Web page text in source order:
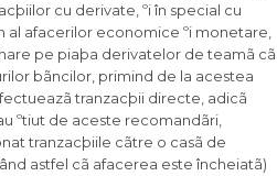
cu derivate, ºi în special cu
al afacerilor economice ºi monetare,
pe piaþa derivatelor de teamã cã
bãncilor, primind de la acestea
tranzacþii directe, adicã
ºtiut de aceste recomandãri,
tranzacþiile cãtre o casã de
astfel cã afacerea este încheiatã)